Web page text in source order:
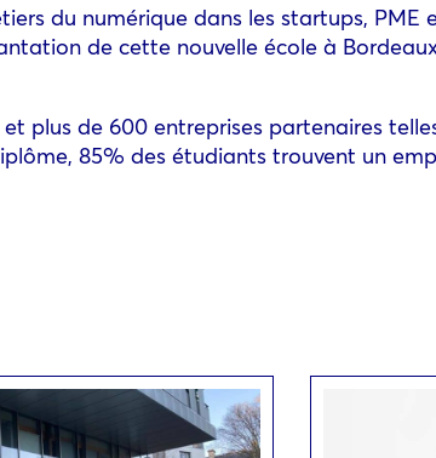
du numérique dans les startups, PME
de cette nouvelle école à
plus de 600 entreprises partenaires
85% des étudiants trouvent un